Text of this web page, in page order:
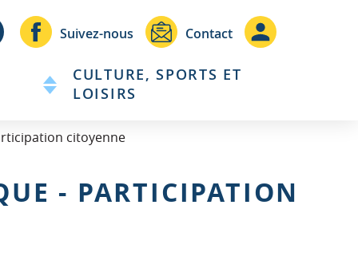
Header
-
Communication
Suivez-nous Contact
Header
-
CULTURE, SPORTS ET
LOISIRS
citoyenne
- PARTICIPATION